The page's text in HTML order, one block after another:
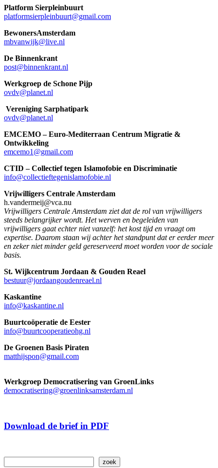
Platform Sierpleinbuurt
platformsierpleinbuurt@gmail.com
BewonersAmsterdam
mbvanwijk@live.nl
De Binnenkrant
post@binnenkrant.nl
Werkgroep de Schone Pijp
ovdv@planet.nl
Vereniging Sarphatipark
ovdv@planet.nl
EMCEMO – Euro-Mediterraan Centrum Migratie &
Ontwikkeling
emcemo1@gmail.com
CTID – Collectief tegen Islamofobie en Discriminatie
info@collectieftegenislamofobie.nl
Vrijwilligers Centrale Amsterdam
h.vandermeij@vca.nu
Vrijwilligers Centrale Amsterdam ziet dat de rol van vrijwilligers
steeds belangrijker wordt. Het werven en begeleiden van
vrijwilligers gaat echter niet vanzelf: het kost tijd en vraagt om
expertise. Daarom staan wij achter het standpunt dat er eerder meer
en zeker niet minder geld gereserveerd moet worden voor de sociale
basis.
St. Wijkcentrum Jordaan & Gouden Reael
bestuur@jordaangoudenreael.nl
Kaskantine
info@kaskantine.nl
Buurtcoöperatie de Eester
info@buurtcooperatieohg.nl
De Groenen Basis Piraten
matthijspon@gmail.com
Werkgroep Democratisering van GroenLinks
democratisering@groenlinksamsterdam.nl
Download de brief in PDF
zoek